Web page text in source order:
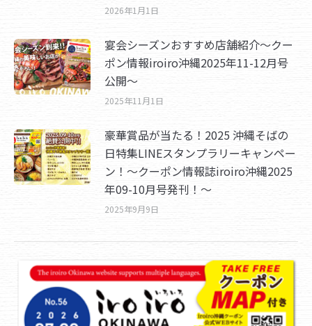
2026年1月1日
宴会シーズンおすすめ店舗紹介～クー
ポン情報iroiro沖縄2025年11-12月号
公開～
2025年11月1日
豪華賞品が当たる！2025 沖縄そばの
日特集LINEスタンプラリーキャンペー
ン！～クーポン情報誌iroiro沖縄2025
年09-10月号発刊！～
2025年9月9日